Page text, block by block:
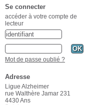
Se connecter
accéder à votre compte de
lecteur
Mot de passe oublié ?
Adresse
Ligue Alzheimer
rue Walthère Jamar 231
4430 Ans